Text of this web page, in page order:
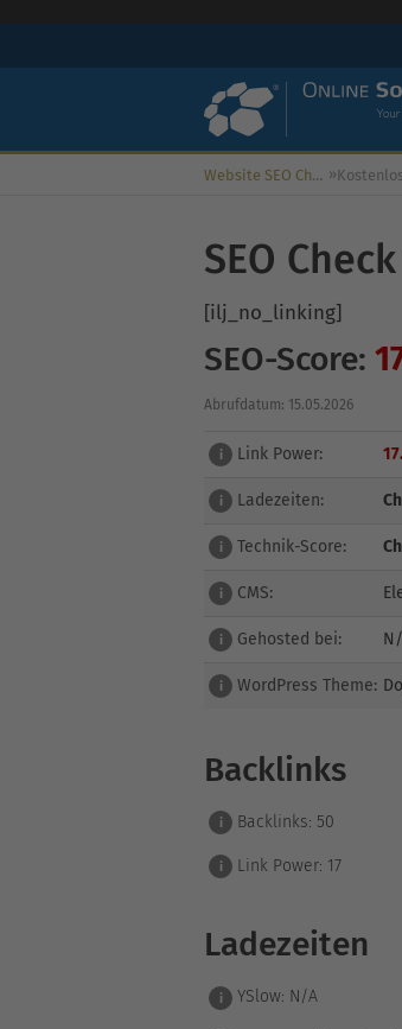
Website SEO Check »
SEO
[ilj_no_linking]
SEO-Score:
Abrufdatum: 15.05.2026
i Link Power:
i Ladezeiten:
i Technik-Score:
i CMS:
i Gehosted bei:
i WordPress Theme:
Backlinks
i Backlinks: 50
i Link Power: 17
Ladezeiten
i YSlow: N/A